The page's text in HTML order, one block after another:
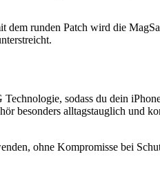
dem runden Patch wird die
sodass du dein
besonders alltagstauglich und
ohne Kompromisse bei